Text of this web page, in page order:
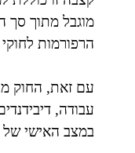
מוגבל מתוך סך
הרפורמות לחוקי
עם זאת, החוק
עבודה,
במצב האישי של